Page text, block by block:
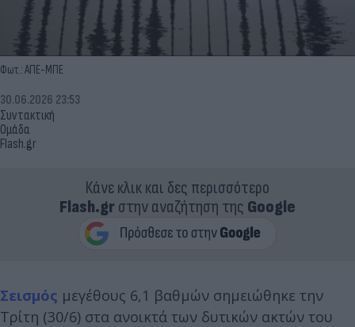
Φωτ.: ΑΠΕ-ΜΠΕ
Συντακτική
Ομάδα
Flash.gr
30.06.2026 23:53
Κάνε κλικ και δες περισσότερο
Flash.grστην αναζήτηση της Google
Σεισμός μεγέθους 6,1 βαθμών σημειώθηκε την
Τρίτη (30/6) στα ανοικτά των δυτικών ακτών του